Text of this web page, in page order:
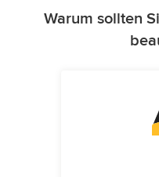
Warum sollten